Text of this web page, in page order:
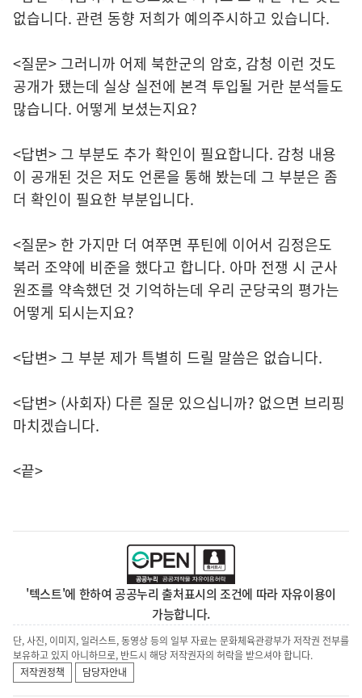
없습니다. 관련 동향 저희가 예의주시하고 있습니다.
<질문> 그러니까 어제 북한군의 암호, 감청 이런 것도
공개가 됐는데 실상 실전에 본격 투입될 거란 분석들도
많습니다. 어떻게 보셨는지요?
<답변> 그 부분도 추가 확인이 필요합니다. 감청 내용
이 공개된 것은 저도 언론을 통해 봤는데 그 부분은 좀
더 확인이 필요한 부분입니다.
<질문> 한 가지만 더 여쭈면 푸틴에 이어서 김정은도
북러 조약에 비준을 했다고 합니다. 아마 전쟁 시 군사
원조를 약속했던 것 기억하는데 우리 군당국의 평가는
어떻게 되시는지요?
<답변> 그 부분 제가 특별히 드릴 말씀은 없습니다.
<답변> (사회자) 다른 질문 있으십니까? 없으면 브리핑
마치겠습니다.
<끝>
'텍스트'에 한하여 공공누리 출처표시의 조건에 따라 자유이용이
가능합니다.
단, 사진, 이미지, 일러스트, 동영상 등의 일부 자료는 문화체육관광부가 저작권 전부를
보유하고 있지 아니하므로, 반드시 해당 저작권자의 허락을 받으셔야 합니다.
저작권정책
담당자안내